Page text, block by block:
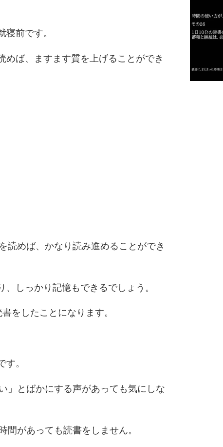
前です。
めば、ますます質を上げることができ
読めば、かなり読み進めることができ
しっかり記憶もできるでしょう。
をしたことになります。
。
」とばかにする声があっても気にしな
間があっても読書をしません。
3